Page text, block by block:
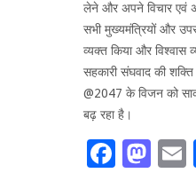
लेने और अपने विचार एवं
सभी मुख्यमंत्रियों और
व्यक्त किया और विश्वास
सहकारी संघवाद की
@2047 के विजन को
बढ़ रहा है।